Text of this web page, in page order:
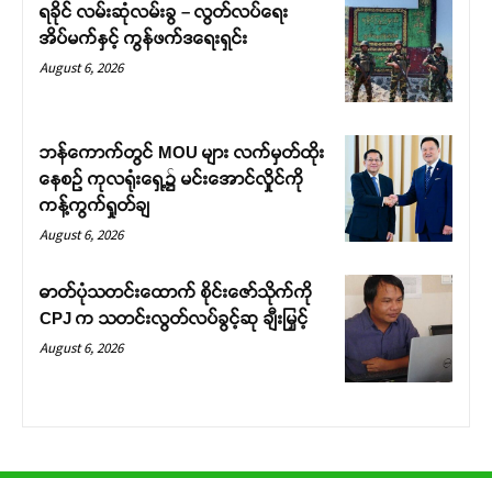
ရခိုင် လမ်းဆုံလမ်းခွ – လွတ်လပ်ရေး
အိပ်မက်နှင့် ကွန်ဖက်ဒရေးရှင်း
August 6, 2026
ဘန်ကောက်တွင် MOU များ လက်မှတ်ထိုး
နေစဉ် ကုလရုံးရှေ့၌ မင်းအောင်လှိုင်ကို
ကန့်ကွက်ရှုတ်ချ
August 6, 2026
ဓာတ်ပုံသတင်းထောက် စိုင်းဇော်သိုက်ကို
CPJ က သတင်းလွတ်လပ်ခွင့်ဆု ချီးမြှင့်
August 6, 2026